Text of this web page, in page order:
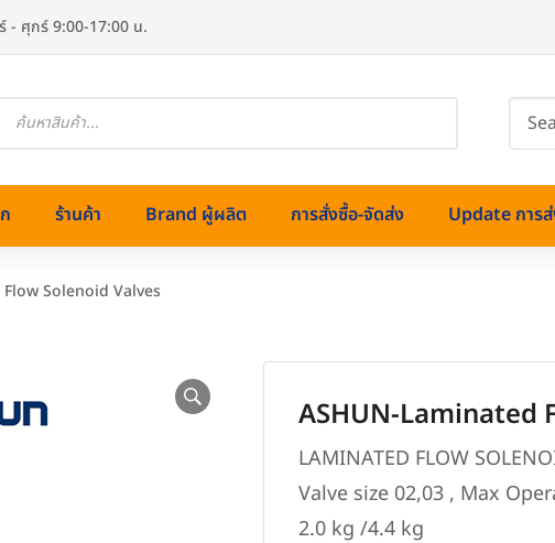
- ศุกร์ 9:00-17:00 น.
Products
องเหลือง)
ร้านค้า Brand ผู้ผลิต การสั่งซื้อ-จัดส่ง Update การ
Solenoid Valves
ASHUN-Laminated
LAMINATED FLOW
Valve size 02,03 , Max
2.0 kg /4.4 kg